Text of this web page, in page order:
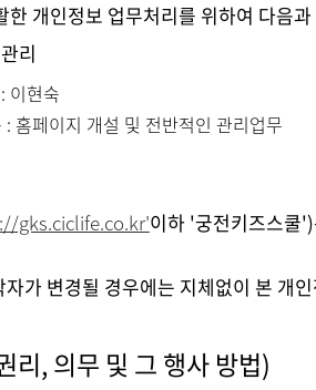
한 개인정보 업무처리를 위하여 다음
리
이현숙
홈페이지 개설 및 전반적인 관리업무
gks.ciclife.co.kr'이하 '궁전키즈스쿨
가 변경될 경우에는 지체없이 본 개
리, 의무 및 그 행사 방법)